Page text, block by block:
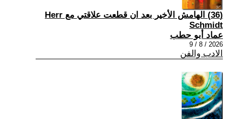
(36) الهامش الأخير بعد ان قطعت علاقتي مع Herr
Schmidt
عماد أبو حطب
2026 / 8 / 9
الادب والفن